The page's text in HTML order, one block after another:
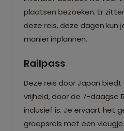
plaatsen bezoeken. Er
deze reis, deze dagen kun
manier inplannen.
Railpass
Deze reis door Japan biedt
vrijheid, door de 7-daagse
inclusief is. Je ervaart het
groepsreis met een